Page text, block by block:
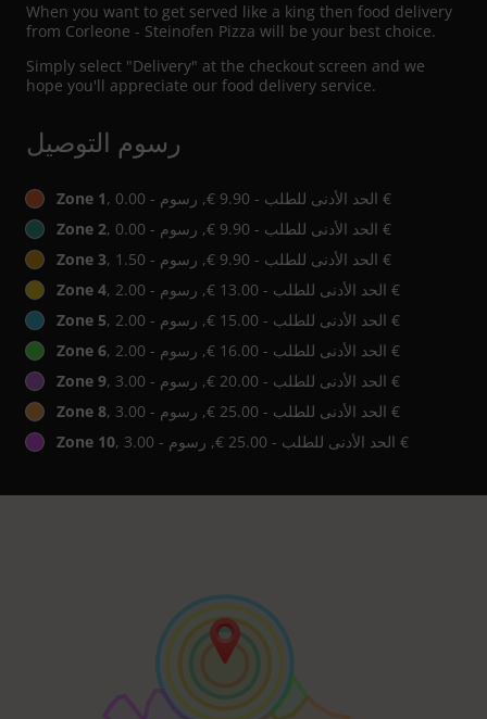
When you want to get served like a king then food delivery
from Corleone - Steinofen Pizza will be your best choice.
Simply select "Delivery" at the checkout screen and we
hope you'll appreciate our food delivery service.
رسوم التوصيل
Zone 1
, الحد الأدنى للطلب - ‏9.90 €, رسوم - ‏0.00 €
Zone 2
, الحد الأدنى للطلب - ‏9.90 €, رسوم - ‏0.00 €
Zone 3
, الحد الأدنى للطلب - ‏9.90 €, رسوم - ‏1.50 €
Zone 4
, الحد الأدنى للطلب - ‏13.00 €, رسوم - ‏2.00 €
Zone 5
, الحد الأدنى للطلب - ‏15.00 €, رسوم - ‏2.00 €
Zone 6
, الحد الأدنى للطلب - ‏16.00 €, رسوم - ‏2.00 €
Zone 9
, الحد الأدنى للطلب - ‏20.00 €, رسوم - ‏3.00 €
Zone 8
, الحد الأدنى للطلب - ‏25.00 €, رسوم - ‏3.00 €
Zone 10
, الحد الأدنى للطلب - ‏25.00 €, رسوم - ‏3.00 €